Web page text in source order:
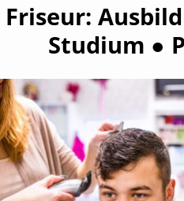
Friseur:
Studium ●